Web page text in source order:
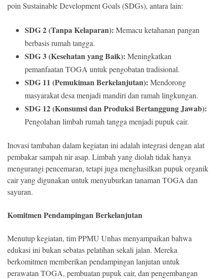
poin Sustainable Development Goals (SDGs), antara lain:
SDG 2 (Tanpa Kelaparan): Memacu ketahanan pangan
berbasis rumah tangga.
SDG 3 (Kesehatan yang Baik): Meningkatkan
pemanfaatan TOGA untuk pengobatan tradisional.
SDG 11 (Pemukiman Berkelanjutan): Mendorong
masyarakat desa menjadi mandiri dan ramah lingkungan.
SDG 12 (Konsumsi dan Produksi Bertanggung Jawab):
Pengolahan limbah rumah tangga menjadi pupuk cair.
Inovasi tambahan dalam kegiatan ini adalah integrasi dengan alat
pembakar sampah nir asap. Limbah yang diolah tidak hanya
mengurangi pencemaran, tetapi juga menghasilkan pupuk organik
cair yang digunakan untuk menyuburkan tanaman TOGA dan
sayuran.
Komitmen Pendampingan Berkelanjutan
Menutup kegiatan, tim PPMU Unhas menyampaikan bahwa
edukasi ini bukan sebatas pelatihan sekali jalan. Mereka
berkomitmen memberikan pendampingan lanjutan untuk
perawatan TOGA, pembuatan pupuk cair, dan pengembangan